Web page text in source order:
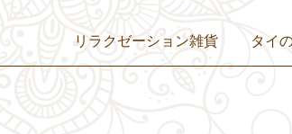
皿・プレート
壺・小物入れ
置物・オブジェ
リラクゼーション雑貨 タイ